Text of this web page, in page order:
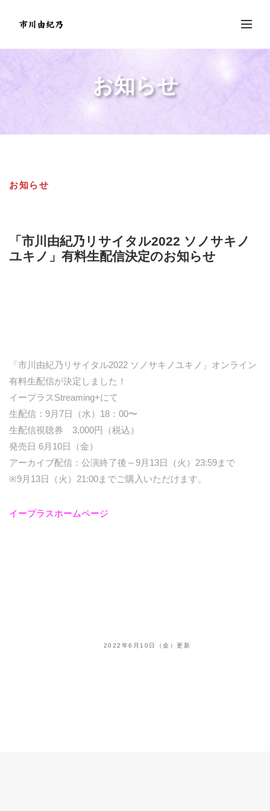
お知らせ
お知らせ
「市川由紀乃リサイタル2022 ソノサキノ
ユキノ」有料生配信決定のお知らせ
「市川由紀乃リサイタル2022 ソノサキノユキノ」オンライン
有料生配信が決定しました！
イープラスStreaming+にて
生配信：9月7日（水）18：00〜
生配信視聴券 3,000円（税込）
発売日 6月10日（金）
アーカイブ配信：公演終了後～9月13日（火）23:59まで
※9月13日（火）21:00までご購入いただけます。
イープラスホームページ
2022年6月10日（金）更新